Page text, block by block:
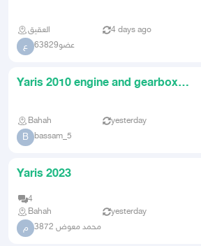
العقيق 4 days ago
ع عضو63829
Yaris 2010 engine and gearbox
Bahah yesterday
B bassam_5
Yaris 2023
4
Bahah
yesterday
م محمد معوض 3872